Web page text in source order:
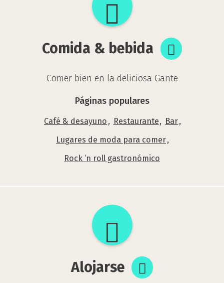
Comida & bebida
Comer bien en la deliciosa Gante
Páginas populares
Café & desayuno Restaurante
Bar
Lugares de moda para comer
Rock ‘n roll gastronómico
bebida
Alojarse